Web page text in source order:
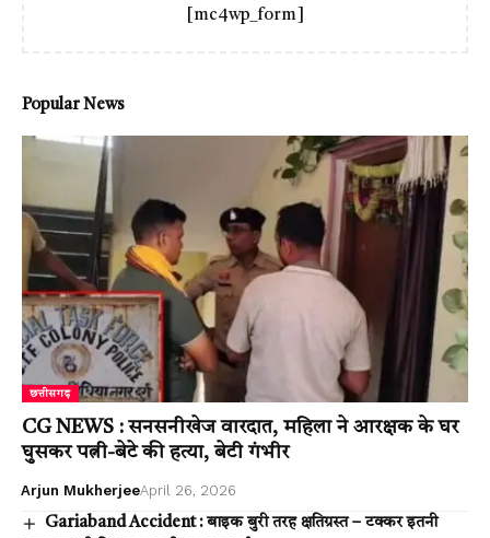
[mc4wp_form]
Popular News
छत्तीसगढ़
CG NEWS : सनसनीखेज वारदात, महिला ने आरक्षक के घर
घुसकर पत्नी-बेटे की हत्या, बेटी गंभीर
Arjun MukherjeeApril 26, 2026
Gariaband Accident : बाइक बुरी तरह क्षतिग्रस्त – टक्कर इतनी